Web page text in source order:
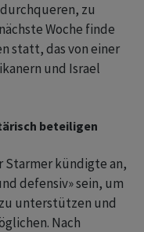
zu
Woche finde
statt, das von einer
und Israel
beteiligen
Starmer kündigte an,
defensiv» sein, um
unterstützen und
Nach